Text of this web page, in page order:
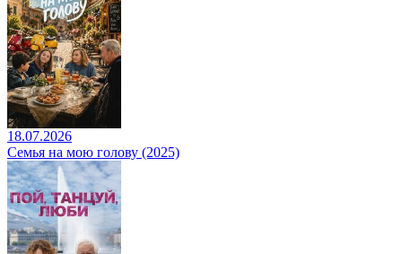
18.07.2026
Семья на мою голову (2025)